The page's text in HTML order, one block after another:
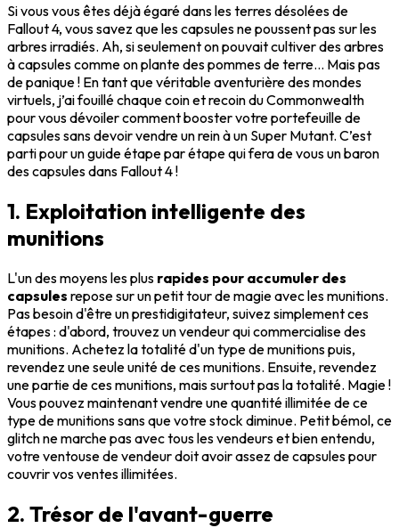
Si vous vous êtes déjà égaré dans les terres désolées de
Fallout 4, vous savez que les capsules ne poussent pas sur les
arbres irradiés. Ah, si seulement on pouvait cultiver des arbres
à capsules comme on plante des pommes de terre... Mais pas
de panique ! En tant que véritable aventurière des mondes
virtuels, j’ai fouillé chaque coin et recoin du Commonwealth
pour vous dévoiler comment booster votre portefeuille de
capsules sans devoir vendre un rein à un Super Mutant. C’est
parti pour un guide étape par étape qui fera de vous un baron
des capsules dans Fallout 4 !
1. Exploitation intelligente des
munitions
L'un des moyens les plus rapides pour accumuler des
capsules repose sur un petit tour de magie avec les munitions.
Pas besoin d'être un prestidigitateur, suivez simplement ces
étapes : d'abord, trouvez un vendeur qui commercialise des
munitions. Achetez la totalité d'un type de munitions puis,
revendez une seule unité de ces munitions. Ensuite, revendez
une partie de ces munitions, mais surtout pas la totalité. Magie !
Vous pouvez maintenant vendre une quantité illimitée de ce
type de munitions sans que votre stock diminue. Petit bémol, ce
glitch ne marche pas avec tous les vendeurs et bien entendu,
votre ventouse de vendeur doit avoir assez de capsules pour
couvrir vos ventes illimitées.
2. Trésor de l'avant-guerre